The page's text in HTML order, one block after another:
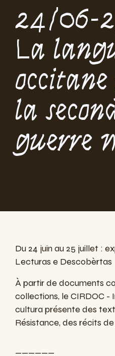
24/06-
La
la
guerre
Du 24 juin au 25 juillet :
Lecturas e Descobèrtas
À partir de documents
collections, le CIRDOC
cultura présente des
Résistance, des récits